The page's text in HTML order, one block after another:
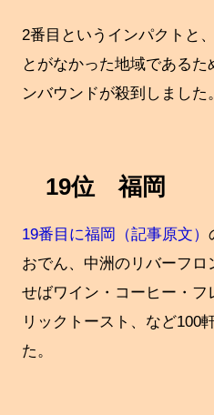
2番目というインパクトと
とがなかった地域であるた
ンバウンドが殺到しました。
19位 福岡
19番目に福岡（記事原文）
おでん、中洲のリバーフ
せばワイン・コーヒー・フ
リックトースト、など100
た。